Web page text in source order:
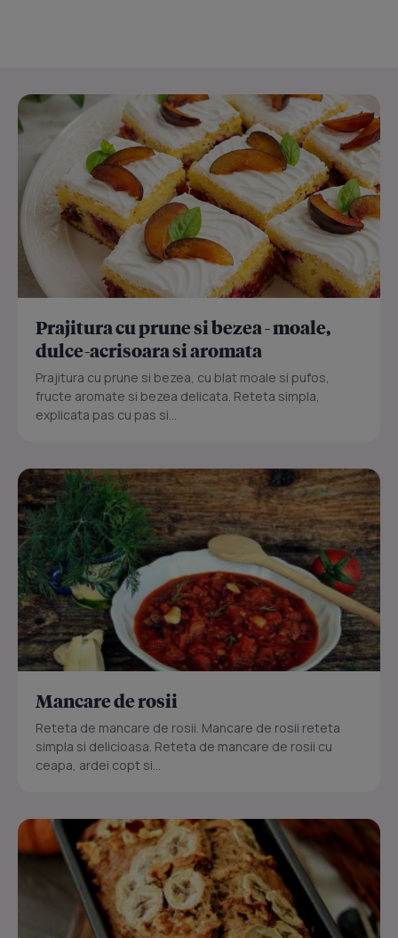
Prajitura cu prune si bezea - moale,
dulce-acrisoara si aromata
Prajitura cu prune si bezea, cu blat moale si pufos,
fructe aromate si bezea delicata. Reteta simpla,
explicata pas cu pas si...
Mancare de rosii
Reteta de mancare de rosii. Mancare de rosii reteta
simpla si delicioasa. Reteta de mancare de rosii cu
ceapa, ardei copt si...